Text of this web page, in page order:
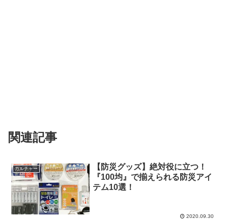
関連記事
カルチャー
【防災グッズ】絶対役に立つ！
『100均』で揃えられる防災アイ
テム10選！
2020.09.30